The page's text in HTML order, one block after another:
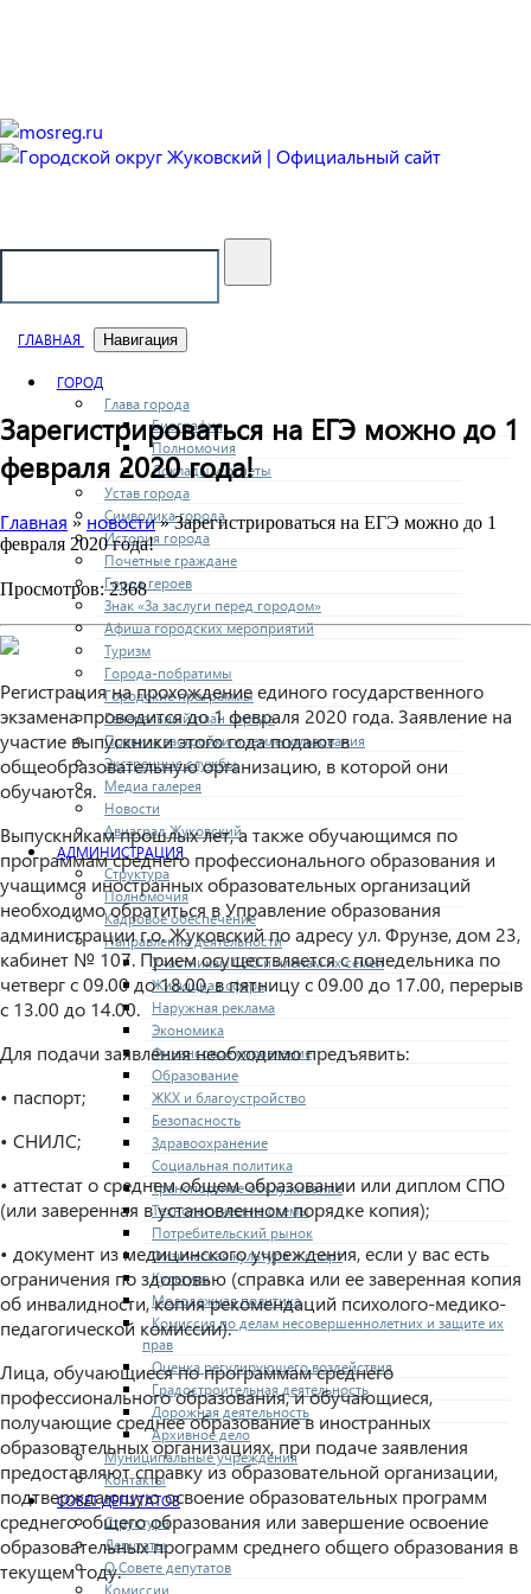
ГЛАВНАЯ Навигация
ГОРОД
Глава города
Биография
Полномочия
Доклады и отчеты
Устав города
Символика города
История города
Почетные граждане
Город героев
Знак «За заслуги перед городом»
Афиша городских мероприятий
Туризм
Города-побратимы
Городские программы
Генеральный план города
Правила застройки и землепользования
Экстренные службы
Медиа галерея
Новости
Авиаград Жуковский
АДМИНИСТРАЦИЯ
Структура
Полномочия
Кадровое обеспечение
Направления деятельности
Участникам СВО и членам их семей
Жилищная сфера
Наружная реклама
Экономика
Финансовое управление
Образование
ЖКХ и благоустройство
Безопасность
Здравоохранение
Социальная политика
Транспортное обслуживание
Технологические схемы
Потребительский рынок
Физическая культура и спорт
Культура
Молодежная политика
Комиссия по делам несовершеннолетних и защите их
прав
Оценка регулирующего воздействия
Градостроительная деятельность
Дорожная деятельность
Архивное дело
Муниципальные учреждения
Контакты
СОВЕТ ДЕПУТАТОВ
Структура
Депутаты
О Совете депутатов
Комиссии
Зарегистрироваться на ЕГЭ можно до 1
февраля 2020 года!
Главная » новости» Зарегистрироваться на ЕГЭ можно до 1
февраля 2020 года!
Просмотров: 2368
Регистрация на прохождение единого государственного
экзамена проводится до 1 февраля 2020 года. Заявление на
участие выпускники этого года подают в
общеобразовательную организацию, в которой они
обучаются.
Выпускникам прошлых лет, а также обучающимся по
программам среднего профессионального образования и
учащимся иностранных образовательных организаций
необходимо обратиться в Управление образования
администрации г.о. Жуковский по адресу ул. Фрунзе, дом 23,
кабинет № 107. Прием осуществляется с понедельника по
четверг с 09.00 до 18.00, в пятницу с 09.00 до 17.00, перерыв
с 13.00 до 14.00.
Для подачи заявления необходимо предъявить:
• паспорт;
• СНИЛС;
• аттестат о среднем общем образовании или диплом СПО
(или заверенная в установленном порядке копия);
• документ из медицинского учреждения, если у вас есть
ограничения по здоровью (справка или ее заверенная копия
об инвалидности, копия рекомендаций психолого-медико-
педагогической комиссии).
Лица, обучающиеся по программам среднего
профессионального образования, и обучающиеся,
получающие среднее образование в иностранных
образовательных организациях, при подаче заявления
предоставляют справку из образовательной организации,
подтверждающую освоение образовательных программ
среднего общего образования или завершение освоение
образовательных программ среднего общего образования в
текущем году.